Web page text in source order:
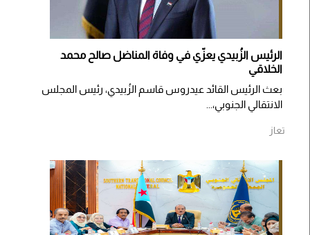
الرئيس الزُبيدي يعزّي في وفاة المناضل صالح محمد
الخلاقي
بعث الرئيس القائد عيدروس قاسم الزُبيدي، رئيس المجلس
الانتقالي الجنوبي،...
تعاز